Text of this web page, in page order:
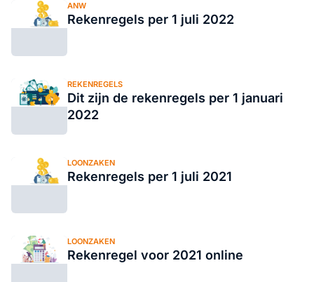
ANW
Rekenregels per 1 juli 2022
REKENREGELS
Dit zijn de rekenregels per 1 januari
2022
LOONZAKEN
Rekenregels per 1 juli 2021
LOONZAKEN
Rekenregel voor 2021 online